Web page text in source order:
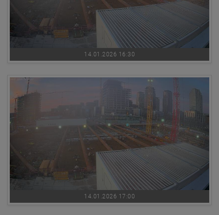
14.01.2026 16:30
14.01.2026 17:00